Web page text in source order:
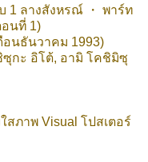
1 ลางสังหรณ์ ・ พาร์ท
อนที่ 1)
อนธันวาคม 1993)
กะ อิโต้, อามิ โคชิมิซุ
สภาพ Visual โปสเตอร์